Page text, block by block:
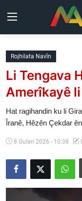
Kurdistan
Herêm
Rojev
Nerin
Rojhilata Navîn
Li Tengava
Amerîkayê
Hat ragihandin ku li
Îranê, Hêzên Çekdar
8 Gulan 2026 - 10:38